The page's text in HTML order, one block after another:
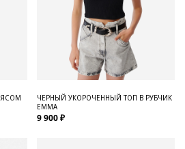
и Аксессуары
Распродажа
ЧЕРНЫЙ УКОРОЧЕННЫЙ ТОП В РУБЧИК
EMMA
9 900 ₽